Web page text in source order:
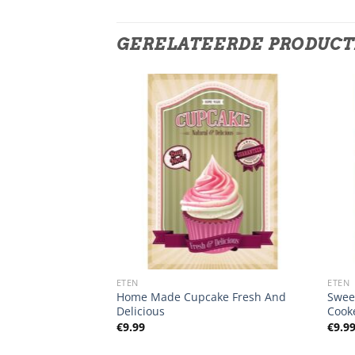
GERELATEERDE
ETEN
Home Made Cupcake Fresh And
Delicious
€9.99
ETEN
€